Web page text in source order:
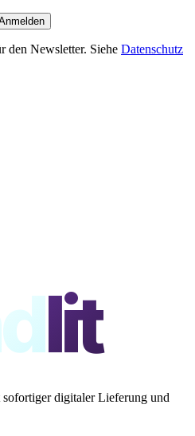
den Newsletter. Siehe Datenschutz
lit
digitaler Lieferung und